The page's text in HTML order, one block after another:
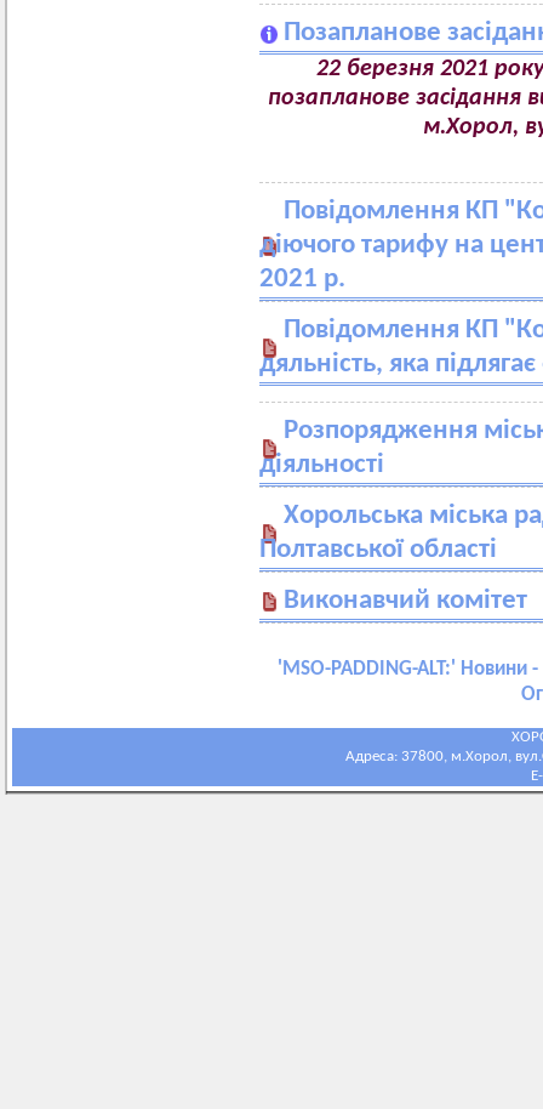
Позапланове
22 березня 2021
позапланове засідання
м.Хорол,
Повідомлення КП
діючого тарифу на
2021 р.
Повідомлення КП
дяльність, яка
Розпорядження
діяльності
Хорольська міська
Полтавської області
Виконавчий комітет
' MSO-PADDING-ALT:' Новини -
Адреса: 37800, м.Хорол,